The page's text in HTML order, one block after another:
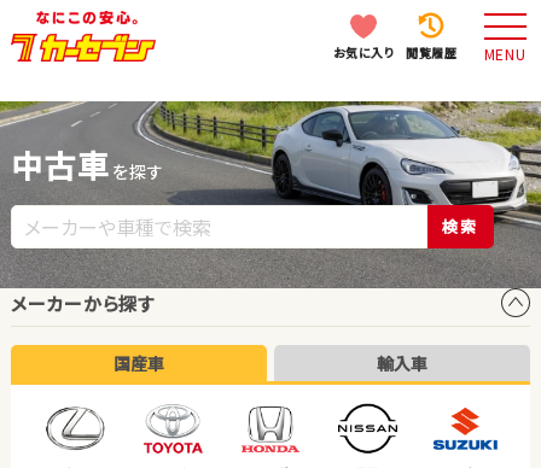
お気に入り 閲覧履歴 MENU
中古車 を探す
検索
メーカーから探す
国産車 輸入車